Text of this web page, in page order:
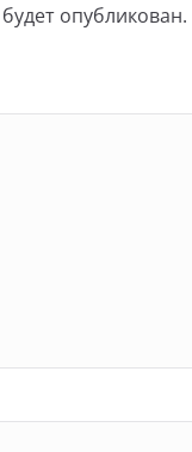
опубликован.